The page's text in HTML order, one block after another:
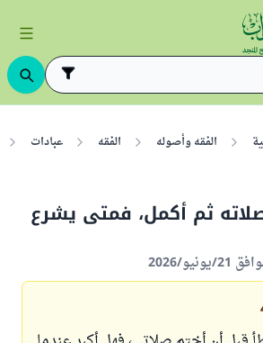
الفقه وأصوله الفقه عبادات
ثم أكمل، فمتى يشرع